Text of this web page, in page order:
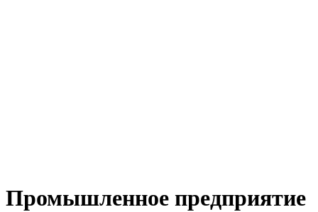
Промышленное предприятие